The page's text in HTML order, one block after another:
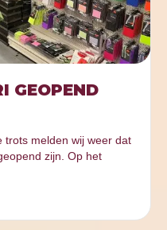
GEOPEND
trots melden wij weer dat
zijn. Op het